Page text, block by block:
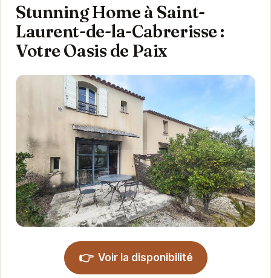
Stunning Home à Saint-
Laurent-de-la-Cabrerisse :
Votre Oasis de Paix
👉 Voir la disponibilité